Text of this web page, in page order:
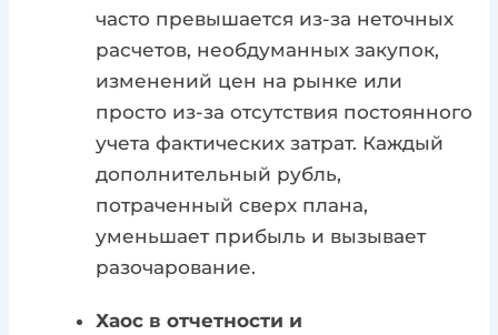
часто превышается из-за неточных
расчетов, необдуманных закупок,
изменений цен на рынке или
просто из-за отсутствия постоянного
учета фактических затрат. Каждый
дополнительный рубль,
потраченный сверх плана,
уменьшает прибыль и вызывает
разочарование.
Хаос в отчетности и